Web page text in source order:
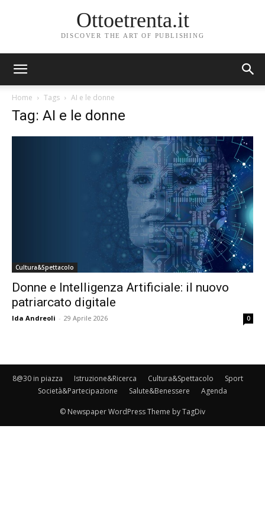
Ottoetrenta.it
DISCOVER THE ART OF PUBLISHING
Home Tags AI e le donne
Tag: AI e le donne
Cultura&Spettacolo
Donne e Intelligenza Artificiale: il nuovo
patriarcato digitale
Ida Andreoli - 29 Aprile 2026 0
8@30 in piazza Istruzione&Ricerca Cultura&Spettacolo
Sport
Società&Partecipazione
Salute&Benessere Agenda
© Newspaper WordPress Theme by TagDiv